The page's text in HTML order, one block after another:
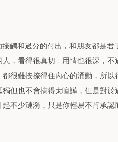
觸和過分的付出，和朋友都是君
人，看得很真切，用情也很深，
很難按捺得住內心的涌動，所以
但也不會搞得太喧譁，但是對於
不少漣漪，只是你輕易不肯承認